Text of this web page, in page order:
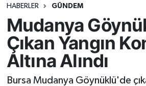
HABERLER GÜNDEM
Mudanya
Çıkan Yangın
Altına Alındı
Bursa Mudanya Göynüklü'de